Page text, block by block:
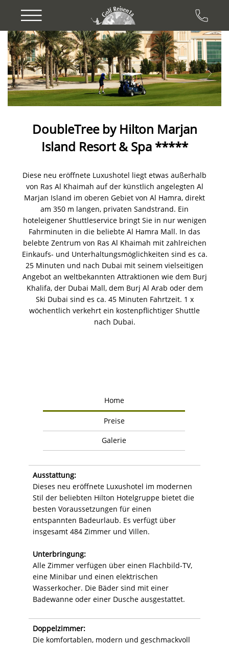
Previous Next
DoubleTree by Hilton Marjan
Island Resort & Spa *****
Diese neu eröffnete Luxushotel liegt etwas außerhalb
von Ras Al Khaimah auf der künstlich angelegten Al
Marjan Island im oberen Gebiet von Al Hamra, direkt
am 350 m langen, privaten Sandstrand. Ein
hoteleigener Shuttleservice bringt Sie in nur wenigen
Fahrminuten in die beliebte Al Hamra Mall. In das
belebte Zentrum von Ras Al Khaimah mit zahlreichen
Einkaufs- und Unterhaltungsmöglichkeiten sind es ca.
25 Minuten und nach Dubai mit seinem vielseitigen
Angebot an weltbekannten Attraktionen wie dem Burj
Khalifa, der Dubai Mall, dem Burj Al Arab oder dem
Ski Dubai sind es ca. 45 Minuten Fahrtzeit. 1 x
wöchentlich verkehrt ein kostenpflichtiger Shuttle
nach Dubai.
Home
Preise
Galerie
Ausstattung:
Dieses neu eröffnete Luxushotel im modernen
Stil der beliebten Hilton Hotelgruppe bietet die
besten Voraussetzungen für einen
entspannten Badeurlaub. Es verfügt über
insgesamt 484 Zimmer und Villen.
Unterbringung:
Alle Zimmer verfügen über einen Flachbild-TV,
eine Minibar und einen elektrischen
Wasserkocher. Die Bäder sind mit einer
Badewanne oder einer Dusche ausgestattet.
Doppelzimmer:
Die komfortablen, modern und geschmackvoll